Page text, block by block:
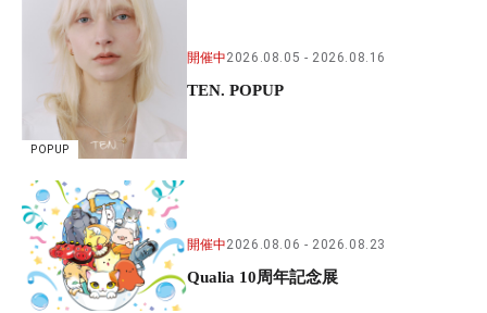
POPUP
開催中2026.08.05 2026.08.16
TEN. POPUP
開催中2026.08.06 2026.08.23
Qualia 10周年記念展